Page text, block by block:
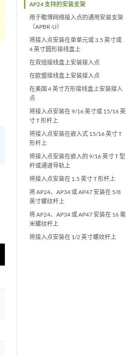
AP24 支持的安装支架
用于瞻博网络接入点的通用安装支架
（APBR-U）
将接入点安装在单单元或 3.5 英寸或
4 英寸圆形接线盒上
在双组接线盒上安装接入点
在欧盟接线盒上安装接入点
在美国 4 英寸方形接线盒上安装接入
点
将接入点安装在 9/16 英寸或 15/16 英
寸 T 形杆上
将接入点安装在嵌入式 15/16 英寸 T
形杆上
将接入点安装在嵌入的 9/16 英寸 T 型
杆或通道导轨上
将接入点安装在 1.5 英寸 T 形杆上
将 AP24、AP34 或 AP47 安装在 5/8
英寸螺纹杆上
将 AP24、AP34 或 AP47 安装在 16 毫
米螺纹杆上
将接入点安装在 1/2 英寸螺纹杆上